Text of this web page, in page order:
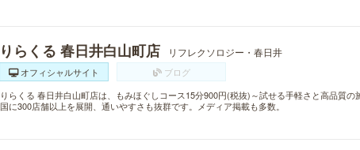
りらくる 春日井白山町店 リフレクソロジー・春日井
オフィシャルサイト
ブログ
りらくる 春日井白山町店は、もみほぐしコース15分900円(税抜)～試せる手軽さと高品質
国に300店舗以上を展開、通いやすさも抜群です。メディア掲載も多数。